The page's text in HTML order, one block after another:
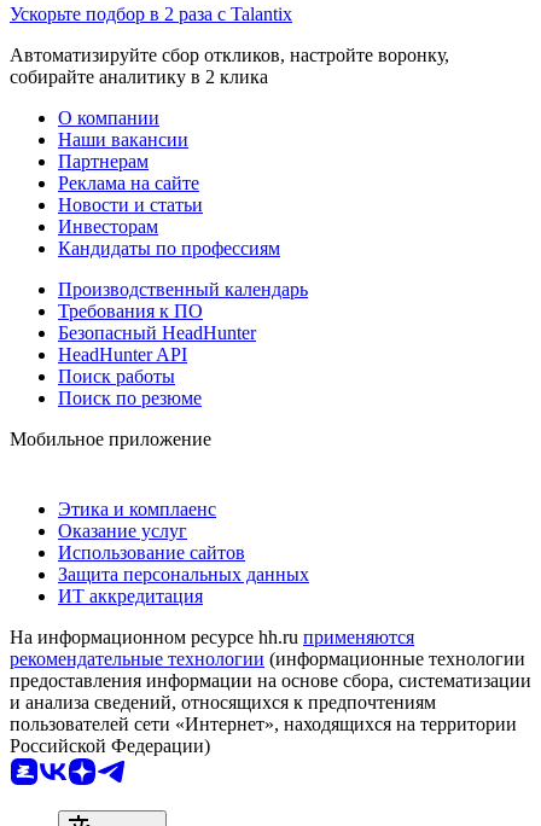
Ускорьте подбор в 2 раза с Talantix
Автоматизируйте сбор откликов, настройте воронку,
собирайте аналитику в 2 клика
О компании
Наши вакансии
Партнерам
Реклама на сайте
Новости и статьи
Инвесторам
Кандидаты по профессиям
Производственный календарь
Требования к ПО
Безопасный HeadHunter
HeadHunter API
Поиск работы
Поиск по резюме
Мобильное приложение
Этика и комплаенс
Оказание услуг
Использование сайтов
Защита персональных данных
ИТ аккредитация
На информационном ресурсе hh.ru применяются
рекомендательные технологии (информационные технологии
предоставления информации на основе сбора, систематизации
и анализа сведений, относящихся к предпочтениям
пользователей сети «Интернет», находящихся на территории
Российской Федерации)